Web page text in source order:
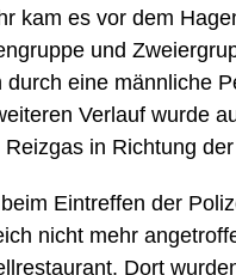
kam es vor dem
und
eine männliche
Verlauf wurde
in Richtung
Eintreffen der
nicht mehr
Dort